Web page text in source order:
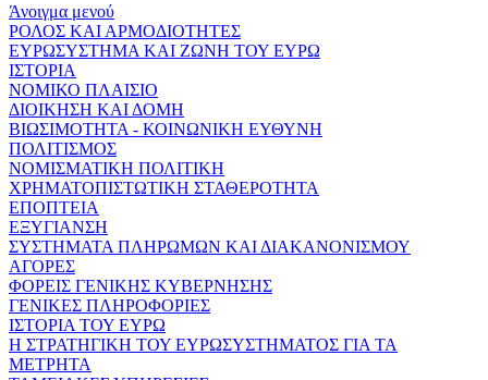
Άνοιγμα μενού
ΡΟΛΟΣ ΚΑΙ ΑΡΜΟΔΙΟΤΗΤΕΣ
ΕΥΡΩΣΥΣΤΗΜΑ ΚΑΙ ΖΩΝΗ ΤΟΥ ΕΥΡΩ
ΙΣΤΟΡΙΑ
ΝΟΜΙΚΟ ΠΛΑΙΣΙΟ
ΔΙΟΙΚΗΣΗ ΚΑΙ ΔΟΜΗ
ΒΙΩΣΙΜΟΤΗΤΑ - ΚΟΙΝΩΝΙΚΗ ΕΥΘΥΝΗ
ΠΟΛΙΤΙΣΜΟΣ
ΝΟΜΙΣΜΑΤΙΚΗ ΠΟΛΙΤΙΚΗ
ΧΡΗΜΑΤΟΠΙΣΤΩΤΙΚΗ ΣΤΑΘΕΡΟΤΗΤΑ
ΕΠΟΠΤΕΙΑ
ΕΞΥΓΙΑΝΣΗ
ΣΥΣΤΗΜΑΤΑ ΠΛΗΡΩΜΩΝ ΚΑΙ ΔΙΑΚΑΝΟΝΙΣΜΟΥ
ΑΓΟΡΕΣ
ΦΟΡΕΙΣ ΓΕΝΙΚΗΣ ΚΥΒΕΡΝΗΣΗΣ
ΓΕΝΙΚΕΣ ΠΛΗΡΟΦΟΡΙΕΣ
ΙΣΤΟΡΙΑ ΤΟΥ ΕΥΡΩ
Η ΣΤΡΑΤΗΓΙΚΗ ΤΟΥ ΕΥΡΩΣΥΣΤΗΜΑΤΟΣ ΓΙΑ ΤΑ
ΜΕΤΡΗΤΑ